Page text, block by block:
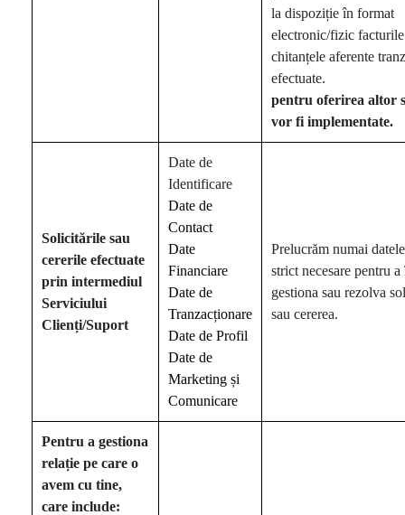
la dispoziție în format
electronic/fizic
chitanțele aferente
efectuate.
pentru oferirea altor
vor fi implementate.
Solicitările sau
cererile efectuate
prin intermediul
Serviciului
Clienți/Suport
Date de
Identificare
Date de
Contact
Date
Financiare
Date de
Tranzacționare
Date de Profil
Date de
Marketing și
Comunicare
Prelucrăm numai
strict necesare pentru a
gestiona sau rezolva
sau cererea.
Pentru a gestiona
relație pe care o
avem cu tine,
care include: